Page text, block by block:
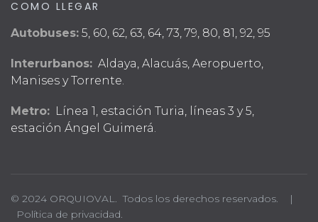
COMO LLEGAR
Autobuses: 5, 60, 62, 63, 64, 73, 79, 80, 81, 92, 95
Interurbanos: Aldaya, Alacuás, Aeropuerto,
Manises y Torrente.
Metro: Línea 1, estación Turia, líneas 3 y 5,
estación Ángel Guimerá.
© 2024 ORQUIOVAL. Todos los derechos reservados. |
Política de privacidad.